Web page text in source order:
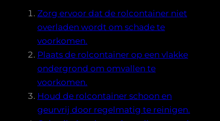
Zorg ervoor dat de rolcontainer niet
overladen wordt om schade te
voorkomen.
Plaats de rolcontainer op een vlakke
ondergrond om omvallen te
voorkomen.
Houd de rolcontainer schoon en
geurvrij door regelmatig te reinigen.